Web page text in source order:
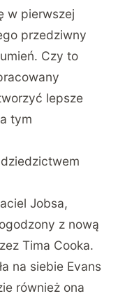
w pierwszej
przedziwny
Czy to
lepsze
tym
Jobsa,
z nową
Tima Cooka.
na siebie Evans
również ona